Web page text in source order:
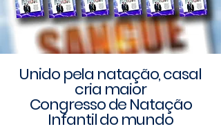
Unido pela natação, casal
cria maior
Congresso de Natação
Infantil do mundo